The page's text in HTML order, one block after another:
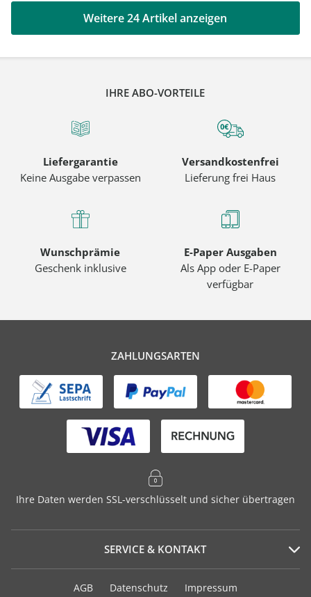
Weitere 24 Artikel anzeigen
IHRE ABO-VORTEILE
Liefergarantie
Keine Ausgabe verpassen
Versandkostenfrei
Lieferung frei Haus
Wunschprämie
Geschenk inklusive
E-Paper Ausgaben
Als App oder E-Paper
verfügbar
ZAHLUNGSARTEN
Ihre Daten werden SSL-verschlüsselt und sicher übertragen
SERVICE & KONTAKT
Serviceportal
AGB Datenschutz Impressum